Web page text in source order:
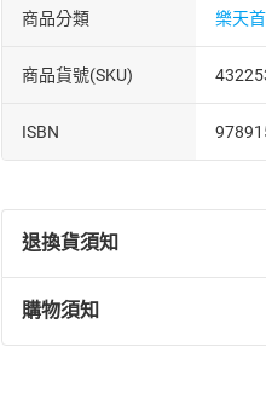
商品分類 樂天
商品貨號(SKU)
ISBN
退換貨須知
退換貨規定：
(一)依消費者保護法第
購物須知